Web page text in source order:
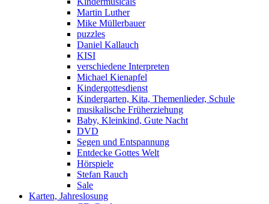
Martin Luther
Mike Müllerbauer
puzzles
Daniel Kallauch
KISI
verschiedene Interpreten
Michael Kienapfel
Kindergottesdienst
Kindergarten, Kita, Themenlieder, Schule
musikalische Früherziehung
Baby, Kleinkind, Gute Nacht
DVD
Segen und Entspannung
Entdecke Gottes Welt
Hörspiele
Stefan Rauch
Sale
Karten, Jahreslosung